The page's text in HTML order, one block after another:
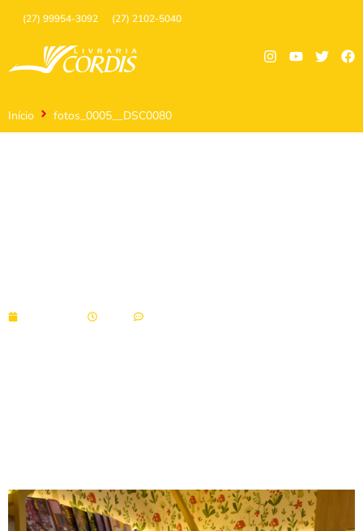
(27) 99954-3092 (27) 2102-5040
Início fotos_0005__DSC0080